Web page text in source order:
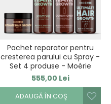
Pachet reparator pentru
cresterea parului cu Spray -
Set 4 produse - Moérie
555,00 Lei
ADAUGĂ ÎN COŞ